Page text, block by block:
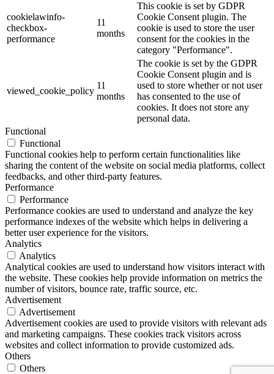
cookielawinfo-
checkbox-
performance
11
months
This cookie is set by GDPR
Cookie Consent plugin. The
cookie is used to store the user
consent for the cookies in the
category "Performance".
viewed_cookie_policy
11
months
The cookie is set by the GDPR
Cookie Consent plugin and is
used to store whether or not user
has consented to the use of
cookies. It does not store any
personal data.
Functional
Functional
Functional cookies help to perform certain functionalities like
sharing the content of the website on social media platforms, collect
feedbacks, and other third-party features.
Performance
Performance
Performance cookies are used to understand and analyze the key
performance indexes of the website which helps in delivering a
better user experience for the visitors.
Analytics
Analytics
Analytical cookies are used to understand how visitors interact with
the website. These cookies help provide information on metrics the
number of visitors, bounce rate, traffic source, etc.
Advertisement
Advertisement
Advertisement cookies are used to provide visitors with relevant ads
and marketing campaigns. These cookies track visitors across
websites and collect information to provide customized ads.
Others
Others